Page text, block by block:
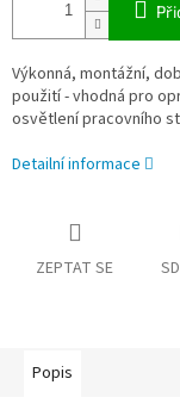
Výkonná, montážní,
použití - vhodná pro
osvětlení pracovního
Detailní informace
ZEPTAT SE
Popis